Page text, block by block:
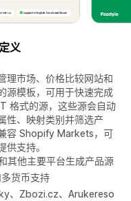
义
理市场、价格比较网站和
源模板，可用于快速完成
格式的源，这些源会自动
性、映射类别并筛选产
容 Shopify Markets，可
支持。
其他主要平台生成产品源
货币支持
、Zbozi.cz、Arukereso